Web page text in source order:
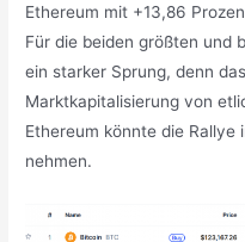
Ethereum mit +13,86
Für die beiden größten und
ein starker Sprung, denn
Marktkapitalisierung von
Ethereum könnte die
nehmen.